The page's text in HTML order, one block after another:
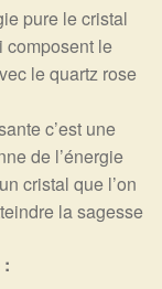
pure le cristal
composent le
le quartz rose
c’est une
de l’énergie
cristal que l’on
la sagesse